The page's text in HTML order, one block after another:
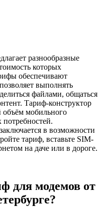
разнообразные
которых
обеспечивают
выполнять
файлами, общаться
Тариф-конструктор
объём мобильного
в возможности
тариф, вставьте SIM-
на даче или в дороге.
для модемов от